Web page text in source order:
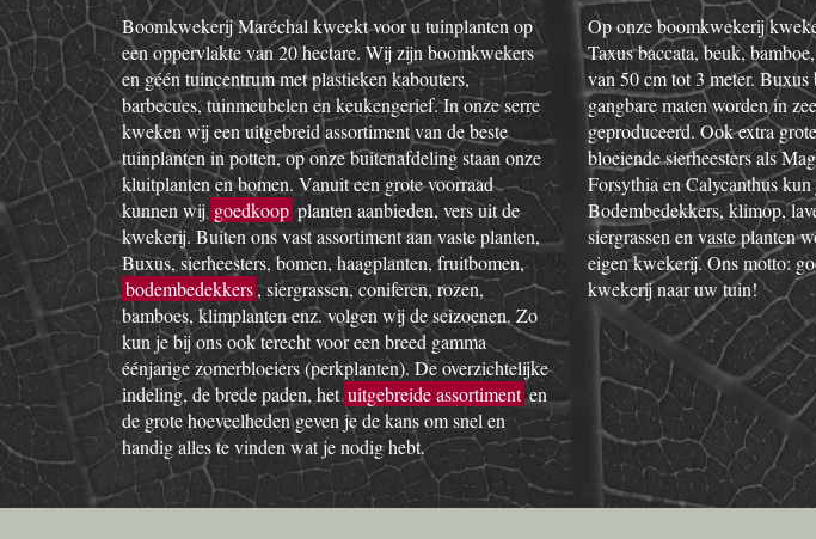
Boomkwekerij Maréchal kweekt voor u tuinplanten op
een oppervlakte van 20 hectare. Wij zijn boomkwekers
en géén tuincentrum met plastieken kabouters,
barbecues, tuinmeubelen en keukengerief. In onze serre
kweken wij een uitgebreid assortiment van de beste
tuinplanten in potten, op onze buitenafdeling staan onze
kluitplanten en bomen. Vanuit een grote voorraad
kunnen wij goedkoop planten aanbieden, vers uit de
kwekerij. Buiten ons vast assortiment aan vaste planten,
Buxus, sierheesters, bomen, haagplanten, fruitbomen,
bodembedekkers, siergrassen, coniferen, rozen,
bamboes, klimplanten enz. volgen wij de seizoenen. Zo
kun je bij ons ook terecht voor een breed gamma
éénjarige zomerbloeiers (perkplanten). De overzichtelijke
indeling, de brede paden, hetuitgebreide assortimenten
de grote hoeveelheden geven je de kans om snel en
handig alles te vinden wat je nodig hebt.
Op onze boomkwekerij
Taxus baccata, beuk,
van 50 cm tot 3 meter.
gangbare maten worden in
geproduceerd. Ook extra
bloeiende sierheesters als
Forsythia en Calycanthus
Bodembedekkers, klimop,
siergrassen en vaste planten
eigen kwekerij. Ons motto:
kwekerij naar uw tuin!